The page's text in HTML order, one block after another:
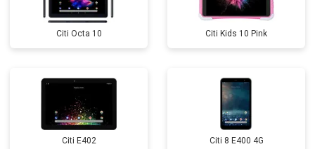
Citi Octa 10 Citi Kids 10 Pink
Citi E402 Citi 8 E400 4G